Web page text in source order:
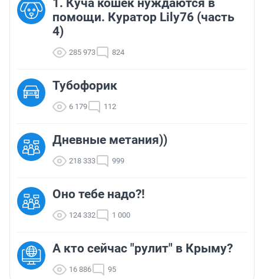
1. Куча кошек нуждаются в
помощи. Куратор Lily76 (часть
4)
285 973 824
Тубофорик
6 179 112
Дневные метания))
218 333 999
Оно тебе надо?!
124 332 1 000
А кто сейчас "рулит" в Крыму?
16 886 95